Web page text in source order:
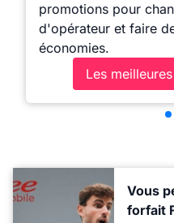
promotions pour
d'opérateur et faire
économies.
Les
Vous
forfait